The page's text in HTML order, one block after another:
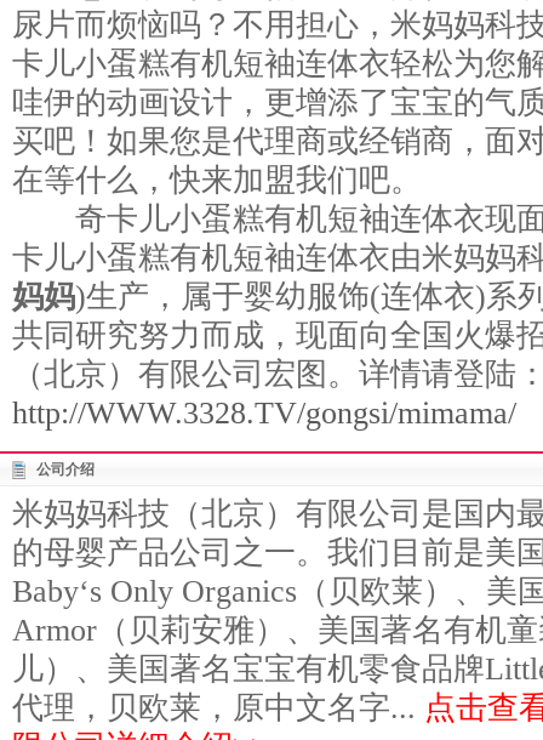
尿片而烦恼吗？不用担心，米妈妈科
卡儿小蛋糕有机短袖连体衣轻松为您
哇伊的动画设计，更增添了宝宝的气
买吧！如果您是代理商或经销商，面
在等什么，快来加盟我们吧。
奇卡儿小蛋糕有机短袖连体衣现
卡儿小蛋糕有机短袖连体衣由米妈妈
妈妈)生产，属于婴幼服饰(连体衣)系
共同研究努力而成，现面向全国火爆
（北京）有限公司宏图。详情请登陆
http://WWW.3328.TV/gongsi/mimama/
公司介绍
米妈妈科技（北京）有限公司是国内
的母婴产品公司之一。我们目前是美
Baby‘s Only Organics（贝欧莱）、
Armor（贝莉安雅）、美国著名有机
儿）、美国著名宝宝有机零食品牌
代理，贝欧莱，原中文名字... 点击查